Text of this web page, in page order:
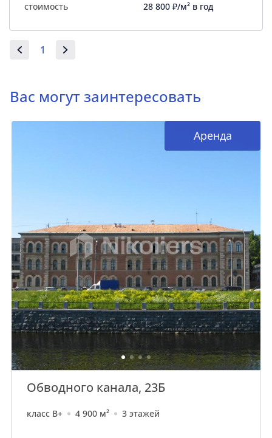
стоимость
28 800 ₽/м² в год
1
Вас могут заинтересовать
Аренда
Обводного канала, 23Б
класс B+ 4 900 м² 3 этажей